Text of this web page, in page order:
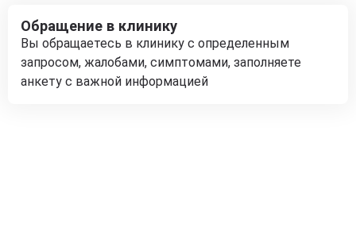
Обращение в клинику
Вы обращаетесь в клинику с определенным
запросом, жалобами, симптомами, заполняете
анкету с важной информацией